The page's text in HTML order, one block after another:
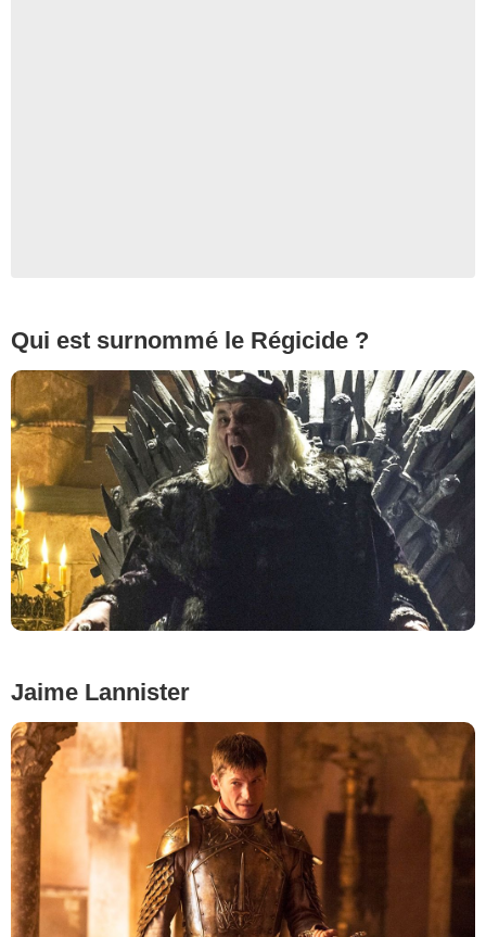
Qui est surnommé le Régicide ?
Jaime Lannister